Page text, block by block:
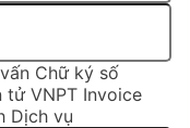
Chữ ký số
VNPT Invoice
Dịch vụ